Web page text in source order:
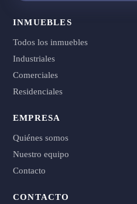
INMUEBLES
Todos los inmuebles
Industriales
Comerciales
Residenciales
EMPRESA
Quiénes somos
Nuestro equipo
Contacto
CONTACTO